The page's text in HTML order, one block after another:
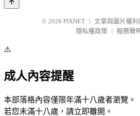
© 2026 PIXNET
文章與圖片權
隱私權政策
服務聲
⚠️
成人內容提醒
本部落格內容僅限年滿十八歲者瀏覽。
若您未滿十八歲，請立即離開。